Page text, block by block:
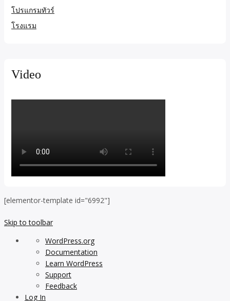
โปรแกรมทัวร์
โรงแรม
Video
[elementor-template id="6992"]
Skip to toolbar
About
WordPress
WordPress.org
Documentation
Learn WordPress
Support
Feedback
Log In